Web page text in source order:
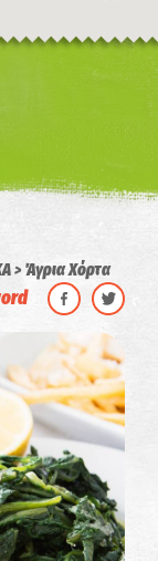
δικαιώματα Όροι
Άγρια Χόρτα